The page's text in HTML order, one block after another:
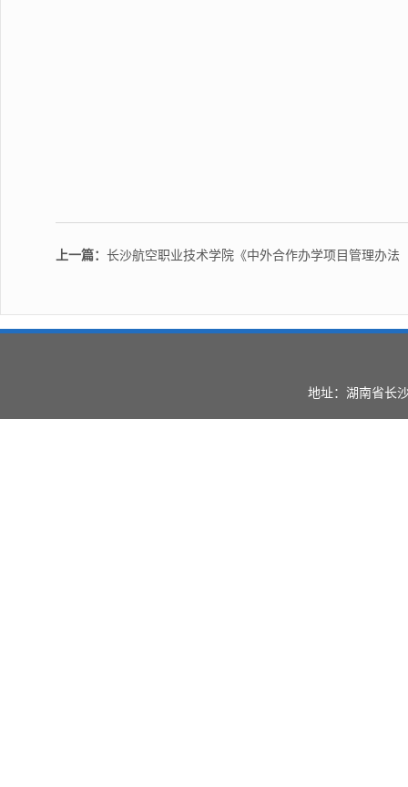
上一篇： 长沙航空职业技术学院《中外合作办学项目管理办法
地址：湖南省